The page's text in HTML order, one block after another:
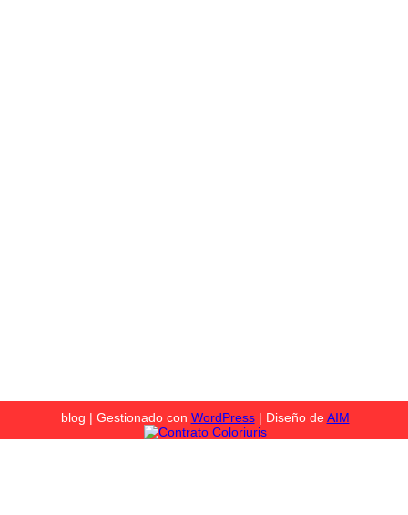
blog | Gestionado con WordPress| Diseño deAIM